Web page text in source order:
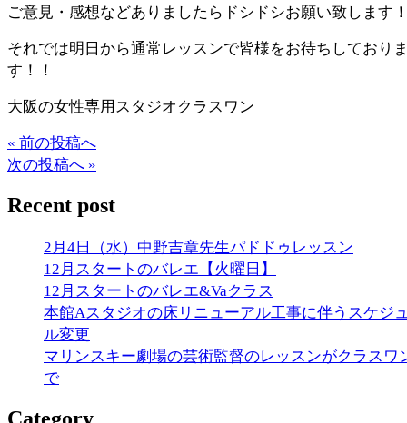
ご意見・感想などありましたらドシドシお願い致します
それでは明日から通常レッスンで皆様をお待ちしており
す！！
大阪の女性専用スタジオクラスワン
« 前の投稿へ
次の投稿へ »
Recent post
2月4日（水）中野吉章先生パドドゥレッスン
12月スタートのバレエ【火曜日】
12月スタートのバレエ&Vaクラス
本館Aスタジオの床リニューアル工事に伴うスケジ
ル変更
マリンスキー劇場の芸術監督のレッスンがクラスワ
で
Category